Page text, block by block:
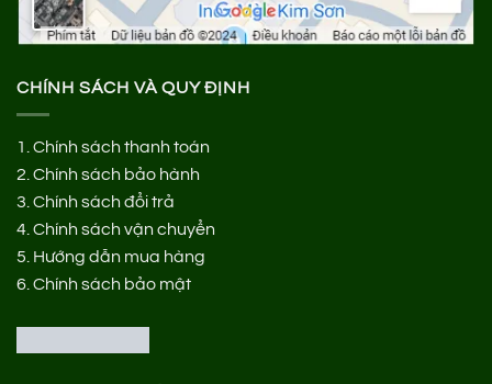
CHÍNH SÁCH VÀ QUY ĐỊNH
1. Chính sách thanh toán
2. Chính sách bảo hành
3. Chính sách đổi trả
4. Chính sách vận chuyển
5. Hướng dẫn mua hàng
6. Chính sách bảo mật